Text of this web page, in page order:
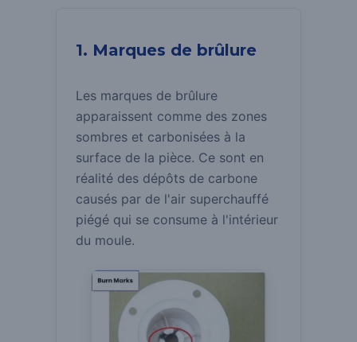
1. Marques de brûlure
Les marques de brûlure
apparaissent comme des zones
sombres et carbonisées à la
surface de la pièce. Ce sont en
réalité des dépôts de carbone
causés par de l'air superchauffé
piégé qui se consume à l'intérieur
du moule.